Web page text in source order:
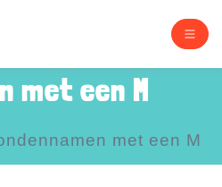
met een M
met een M